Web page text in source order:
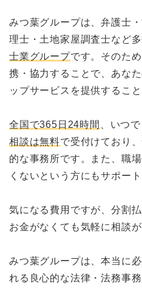
みつ葉グループは、弁護士
理士・土地家屋調査士など
士業グループです。そのた
携・協力することで、あな
ップサービスを提供すること
全国で365日24時間
、いつ
相談は無料で受付けており
的な事務所です。また、職
くないという方にもサポー
気になる費用ですが、分割
お金がなくても気軽に相談が
みつ葉グループは、本当に
れる良心的な法律・法務事